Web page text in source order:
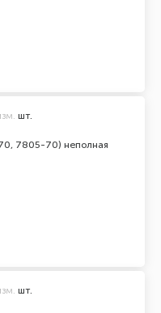
7805-70) неполная
шт.
шт.